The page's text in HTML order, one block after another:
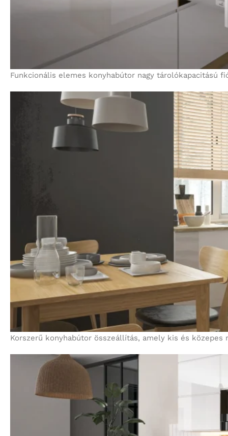
Funkcionális elemes konyhabútor nagy tárolókapacitású
Korszerű konyhabútor összeállítás, amely kis és